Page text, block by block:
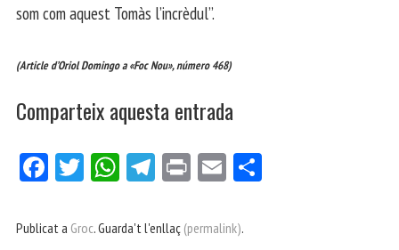
som com aquest Tomàs l’incrèdul”.
(Article d’Oriol Domingo a «Foc Nou», número 468)
Comparteix aquesta entrada
Fa
bo
Tw
er
W
ts
Te
gr
Pri E
ail
Publicat a Groc. Guarda't l'enllaç (permalink).